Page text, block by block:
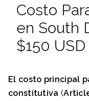
Costo
en South
$150 USD
El costo principal
constitutiva (